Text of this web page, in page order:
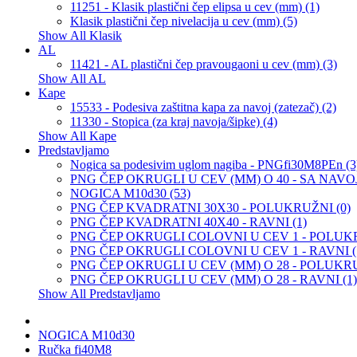
11251 - Klasik plastični čep elipsa u cev (mm) (1)
Klasik plastični čep nivelacija u cev (mm) (5)
Show All Klasik
AL
11421 - AL plastični čep pravougaoni u cev (mm) (3)
Show All AL
Kape
15533 - Podesiva zaštitna kapa za navoj (zatezač) (2)
11330 - Stopica (za kraj navoja/šipke) (4)
Show All Kape
Predstavljamo
Nogica sa podesivim uglom nagiba - PNGfi30M8PEn
PNG ČEP OKRUGLI U CEV (MM) O 40 - SA
NOGICA M10d30 (53)
PNG ČEP KVADRATNI 30X30 - POLUKRUŽNI (0)
PNG ČEP KVADRATNI 40X40 - RAVNI (1)
PNG ČEP OKRUGLI COLOVNI U CEV 1 -
PNG ČEP OKRUGLI COLOVNI U CEV 1 - RAVNI
PNG ČEP OKRUGLI U CEV (MM) O 28 -
PNG ČEP OKRUGLI U CEV (MM) O 28 - RAVNI (1)
Show All Predstavljamo
NOGICA M10d30
Ručka fi40M8